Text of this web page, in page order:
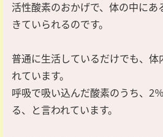
活性酸素のおかげで、体の中にあ
きていられるのです。
普通に生活しているだけでも、体
れています。
呼吸で吸い込んだ酸素のうち、2
る、と言われています。